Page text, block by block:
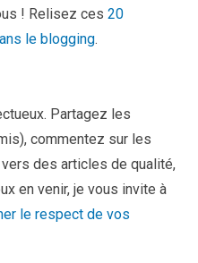
! Relisez ces 20
le blogging.
Partagez les
commentez sur les
des articles de qualité,
en venir, je vous invite à
le respect de vos